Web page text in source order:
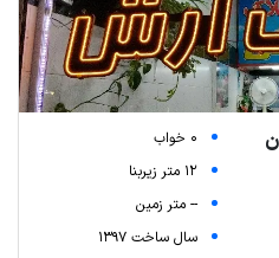
0 خواب
12 متر زیربنا
-- متر زمین
سال ساخت 1397